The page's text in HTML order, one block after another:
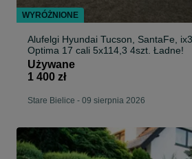
Alufelgi Hyundai Tucson, SantaFe,
Optima 17 cali 5x114,3 4szt. Ładne!
Używane
1 400 zł
Stare Bielice - 09 sierpnia 2026
WYRÓŻNIONE